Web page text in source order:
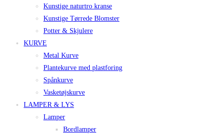
Kunstige naturtro kranse
Kunstige Tørrede Blomster
Potter & Skjulere
KURVE
Metal Kurve
Plantekurve med plastforing
Spånkurve
Vasketøjskurve
LAMPER & LYS
Lamper
Bordlamper